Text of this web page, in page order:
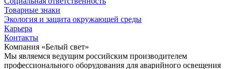
Товарные знаки
Экология и защита окружающей среды
Карьера
Контакты
Компания «Белый свет»
Мы являемся ведущим российским производителем
профессионального оборудования для аварийного освещения